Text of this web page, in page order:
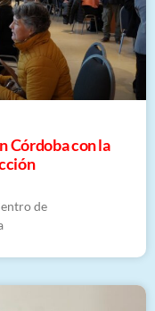
Córdoba con la
de